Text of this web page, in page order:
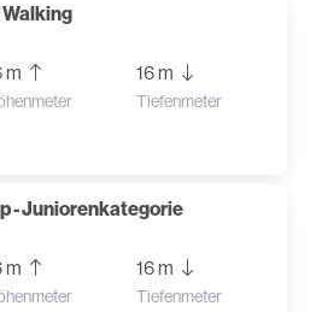
m 16 m
Tiefenmeter
- Juniorenkategorie
m 16 m
Tiefenmeter